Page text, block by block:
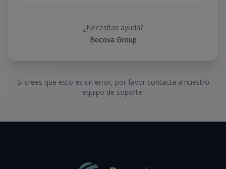
¿Necesitas ayuda?
Becova Group
Si crees que esto es un error, por favor contacta a nuestro
equipo de soporte.